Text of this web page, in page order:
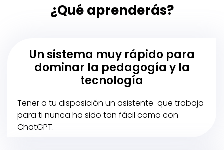
¿Qué aprenderás?
Un sistema muy rápido para
dominar la pedagogía y la
tecnología
Tener a tu disposición un asistente que trabaja
para ti nunca ha sido tan fácil como con
ChatGPT.